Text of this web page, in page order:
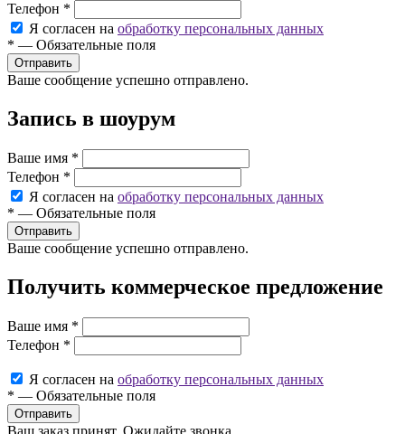
Телефон *
Я согласен на обработку персональных данных
* — Обязательные поля
Ваше сообщение успешно отправлено.
Запись в шоурум
Ваше имя *
Телефон *
Я согласен на обработку персональных данных
* — Обязательные поля
Ваше сообщение успешно отправлено.
Получить коммерческое предложение
Ваше имя *
Телефон *
Я согласен на обработку персональных данных
* — Обязательные поля
Ваш заказ принят. Ожидайте звонка.